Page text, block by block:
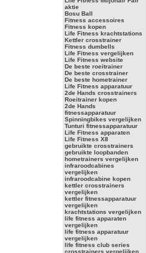
aktie
Bosu Ball
Fitness accessoires
Fitness kopen
Life Fitness krachtstations
Kettler crosstrainer
Fitness dumbells
Life Fitness vergelijken
Life Fitness website
De beste roeitrainer
De beste crosstrainer
De beste hometrainer
Life Fitness apparatuur
2de Hands crosstrainers
Roeitrainer kopen
2de Hands
fitnessapparatuur
Spinningbikes vergelijken
Tunturi fitnessapparatuur
Life Fitness apparaten
Life Fitness X8
gebruikte crosstrainers
gebruikte loopbanden
hometrainers vergelijken
infraroodcabines
vergelijken
infraroodcabine kopen
kettler crosstrainers
vergelijken
kettler fitnessapparatuur
vergelijken
krachtstations vergelijken
life fitness apparaten
vergelijken
life fitness apparatuur
vergelijken
life fitness club series
crosstrainers vergelijken